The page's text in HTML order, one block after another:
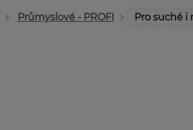
Průmyslové - PROFI Pro suché i